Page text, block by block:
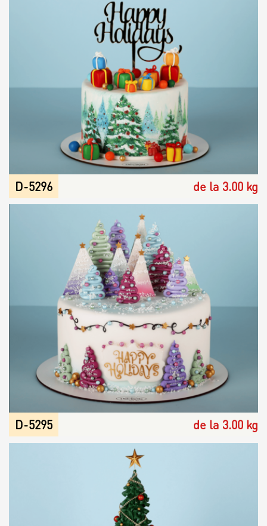
D-5296 de la 3.00 kg
D-5295 de la 3.00 kg